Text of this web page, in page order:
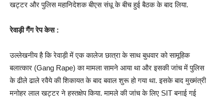
खट्टर और पुलिस महानिदेशक बीएस संधू के बीच हुई बैठक के बाद लिया.
रेवाड़ी गैंग रेप केस :
उल्लेखनीय है कि रेवाड़ी में एक कालेज छात्रा के साथ बुधवार को सामूहिक
बलात्कार (Gang Rape) का मामला सामने आया था और इसकी जांच में पुलिस
के ढीले ढाले रवैये की शिकायत के बाद बवाल शुरू हो गया था. इसके बाद मुख्मंत्री
मनोहर लाल खट्टर ने हस्तक्षेप किया. मामले की जांच के लिए SIT बनाई गई